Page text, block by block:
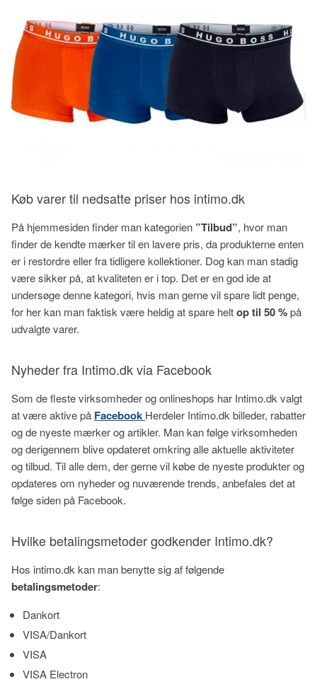
Køb varer til nedsatte priser hos intimo.dk
På hjemmesiden finder man kategorien ”Tilbud”, hvor man
finder de kendte mærker til en lavere pris, da produkterne enten
er i restordre eller fra tidligere kollektioner. Dog kan man stadig
være sikker på, at kvaliteten er i top. Det er en god ide at
undersøge denne kategori, hvis man gerne vil spare lidt penge,
for her kan man faktisk være heldig at spare heltop til 50 %på
udvalgte varer.
Nyheder fra Intimo.dk via Facebook
Som de fleste virksomheder og onlineshops har Intimo.dk valgt
at være aktive på Facebook Herdeler Intimo.dk billeder, rabatter
og de nyeste mærker og artikler. Man kan følge virksomheden
og derigennem blive opdateret omkring alle aktuelle aktiviteter
og tilbud. Til alle dem, der gerne vil købe de nyeste produkter og
opdateres om nyheder og nuværende trends, anbefales det at
følge siden på Facebook.
Hvilke betalingsmetoder godkender Intimo.dk?
Hos intimo.dk kan man benytte sig af følgende
betalingsmetoder:
Dankort
VISA/Dankort
VISA
VISA Electron